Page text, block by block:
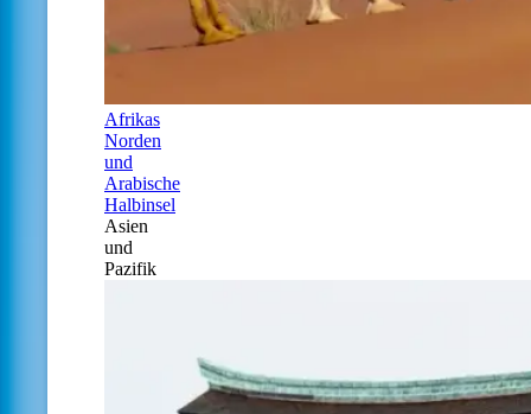
Afrikas
Norden
und
Arabische
Halbinsel
Asien
und
Pazifik